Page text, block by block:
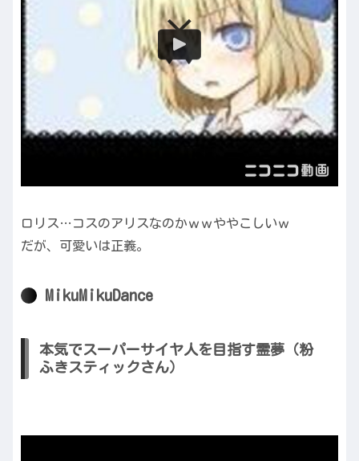
ロリス…コスのアリスなのかｗｗややこしいｗ
だが、可愛いは正義。
MikuMikuDance
本気でスーパーサイヤ人を目指す霊夢（粉
ふきスティックさん）